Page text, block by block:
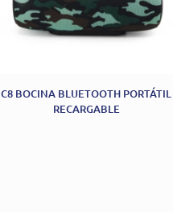
C8 BOCINA BLUETOOTH PORTÁTIL
RECARGABLE